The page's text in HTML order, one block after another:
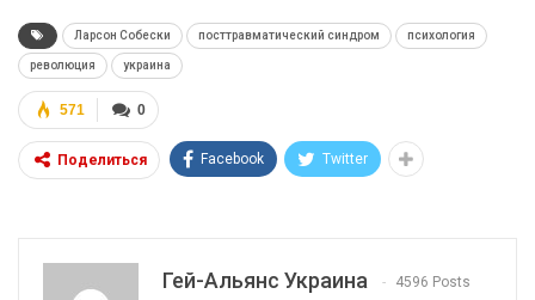
Ларсон Собески посттравматический синдром психология
революция украина
0
571
Поделиться Facebook Twitter
Гей-Альянс Украина 4596 Posts